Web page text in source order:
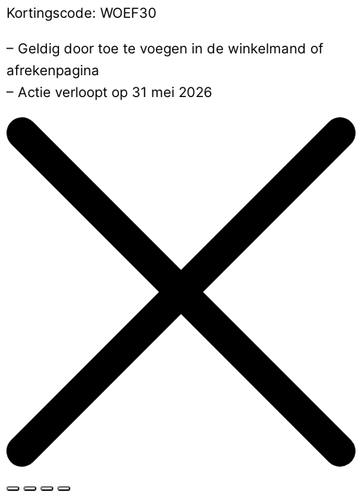
Kortingscode: WOEF30
– Geldig door toe te voegen in de winkelmand of
afrekenpagina
– Actie verloopt op 31 mei 2026